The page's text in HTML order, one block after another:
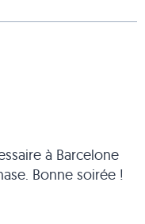
à Barcelone
Bonne soirée !